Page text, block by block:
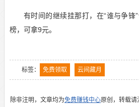
有时间的继续挂那打，在“谁与争锋
榜，可拿9元。
标签： 免费领取 云间藏月
除非注明，文章均为免费赚钱中心原创，转载请